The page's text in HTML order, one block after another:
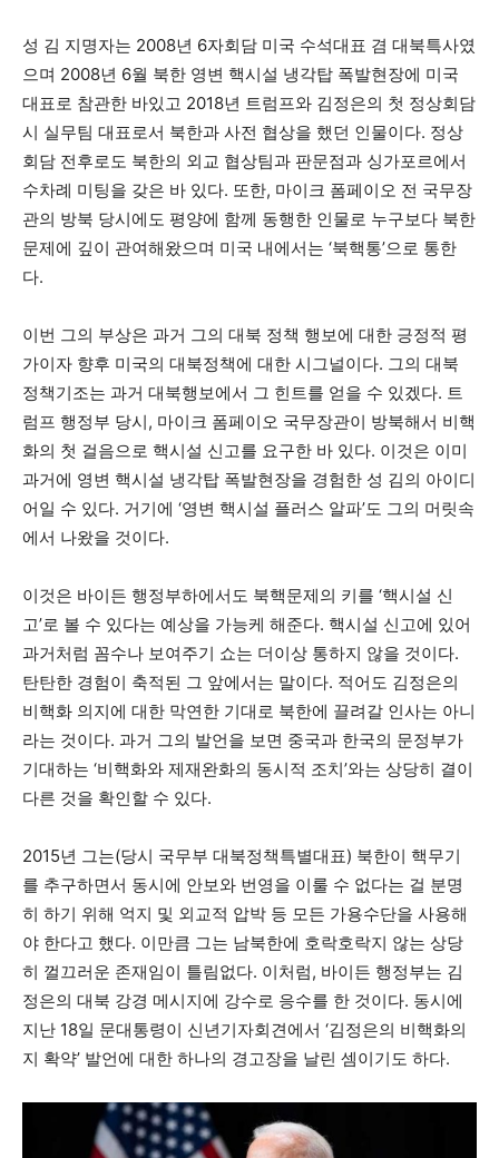
성 김 지명자는 2008년 6자회담 미국 수석대표 겸 대북특사였
으며 2008년 6월 북한 영변 핵시설 냉각탑 폭발현장에 미국
대표로 참관한 바있고 2018년 트럼프와 김정은의 첫 정상회담
시 실무팀 대표로서 북한과 사전 협상을 했던 인물이다. 정상
회담 전후로도 북한의 외교 협상팀과 판문점과 싱가포르에서
수차례 미팅을 갖은 바 있다. 또한, 마이크 폼페이오 전 국무장
관의 방북 당시에도 평양에 함께 동행한 인물로 누구보다 북한
문제에 깊이 관여해왔으며 미국 내에서는 ‘북핵통’으로 통한
다.
이번 그의 부상은 과거 그의 대북 정책 행보에 대한 긍정적 평
가이자 향후 미국의 대북정책에 대한 시그널이다. 그의 대북
정책기조는 과거 대북행보에서 그 힌트를 얻을 수 있겠다. 트
럼프 행정부 당시, 마이크 폼페이오 국무장관이 방북해서 비핵
화의 첫 걸음으로 핵시설 신고를 요구한 바 있다. 이것은 이미
과거에 영변 핵시설 냉각탑 폭발현장을 경험한 성 김의 아이디
어일 수 있다. 거기에 ‘영변 핵시설 플러스 알파’도 그의 머릿속
에서 나왔을 것이다.
이것은 바이든 행정부하에서도 북핵문제의 키를 ‘핵시설 신
고’로 볼 수 있다는 예상을 가능케 해준다. 핵시설 신고에 있어
과거처럼 꼼수나 보여주기 쇼는 더이상 통하지 않을 것이다.
탄탄한 경험이 축적된 그 앞에서는 말이다. 적어도 김정은의
비핵화 의지에 대한 막연한 기대로 북한에 끌려갈 인사는 아니
라는 것이다. 과거 그의 발언을 보면 중국과 한국의 문정부가
기대하는 ‘비핵화와 제재완화의 동시적 조치’와는 상당히 결이
다른 것을 확인할 수 있다.
2015년 그는(당시 국무부 대북정책특별대표) 북한이 핵무기
를 추구하면서 동시에 안보와 번영을 이룰 수 없다는 걸 분명
히 하기 위해 억지 및 외교적 압박 등 모든 가용수단을 사용해
야 한다고 했다. 이만큼 그는 남북한에 호락호락지 않는 상당
히 껄끄러운 존재임이 틀림없다. 이처럼, 바이든 행정부는 김
정은의 대북 강경 메시지에 강수로 응수를 한 것이다. 동시에
지난 18일 문대통령이 신년기자회견에서 ‘김정은의 비핵화의
지 확약’ 발언에 대한 하나의 경고장을 날린 셈이기도 하다.